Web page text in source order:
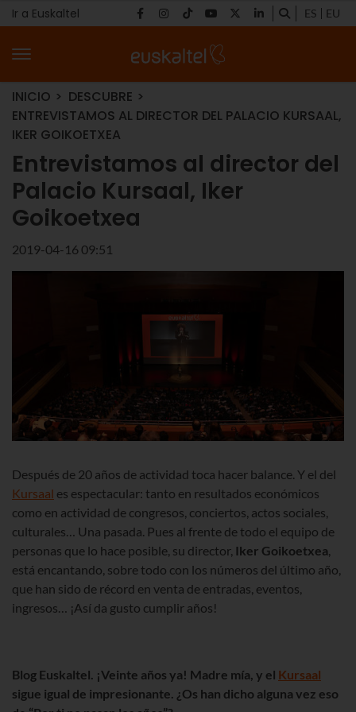
Ir a Euskaltel ES EU
INICIO
DESCUBRE
ENTREVISTAMOS AL DIRECTOR DEL PALACIO KURSAAL,
IKER GOIKOETXEA
Entrevistamos al director del
Palacio Kursaal, Iker
Goikoetxea
2019-04-16 09:51
Después de 20 años de actividad toca hacer balance. Y el del
Kursaal es espectacular: tanto en resultados económicos
como en actividad de congresos, conciertos, actos sociales,
culturales… Una pasada. Pues al frente de todo el equipo de
personas que lo hace posible, su director, Iker Goikoetxea,
está encantando, sobre todo con los números del último año,
que han sido de récord en venta de entradas, eventos,
ingresos… ¡Así da gusto cumplir años!
Blog Euskaltel. ¡Veinte años ya! Madre mía, y el Kursaal
sigue igual de impresionante. ¿Os han dicho alguna vez eso